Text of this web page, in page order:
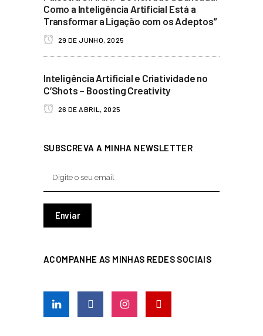
Como a Inteligência Artificial Está a
Transformar a Ligação com os Adeptos”
29 DE JUNHO, 2025
Inteligência Artificial e Criatividade no
C’Shots – Boosting Creativity
26 DE ABRIL, 2025
SUBSCREVA A MINHA NEWSLETTER
ACOMPANHE AS MINHAS REDES SOCIAIS